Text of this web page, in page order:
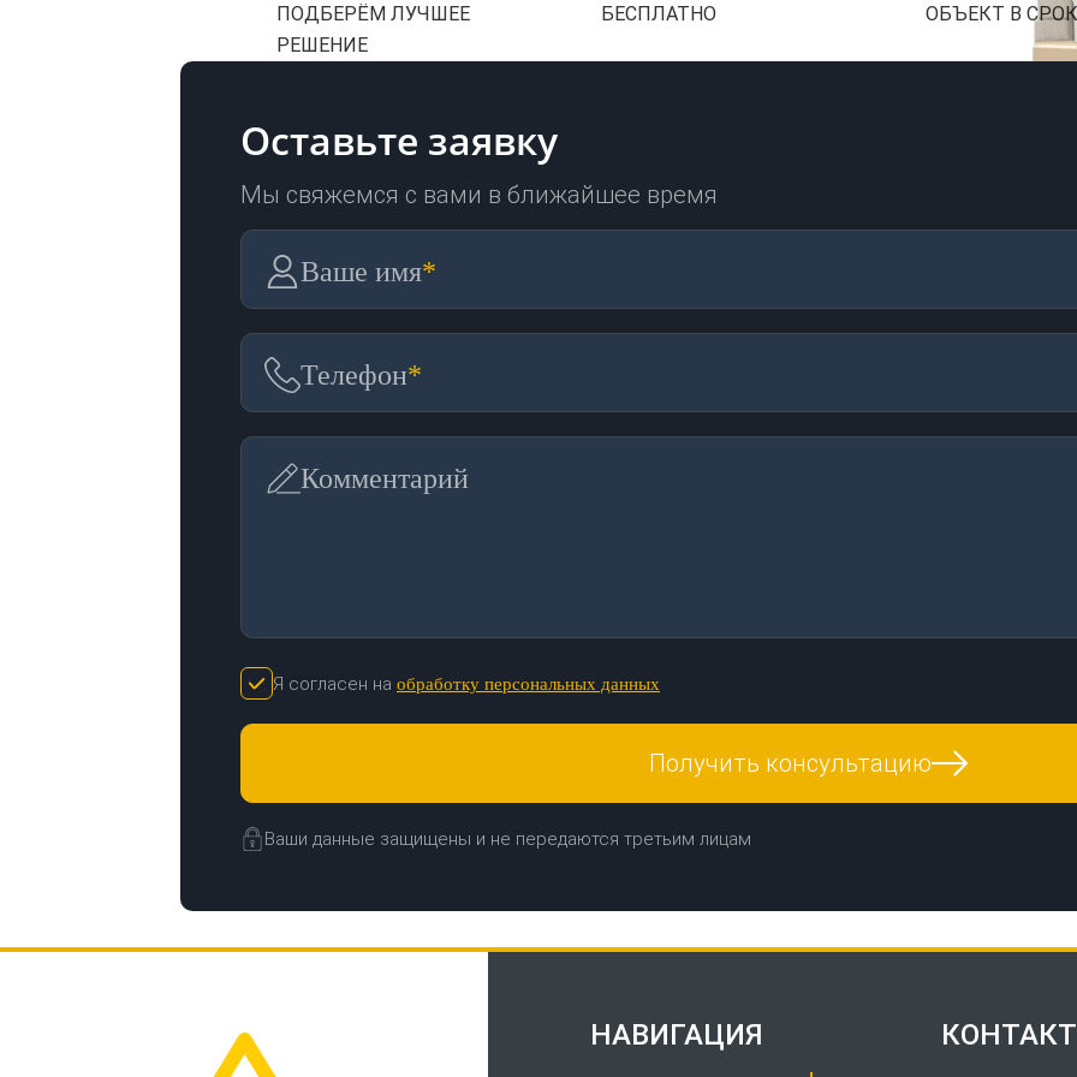
ПОДБЕРЁМ ЛУЧШЕЕ
РЕШЕНИЕ
БЕСПЛАТНО ОБЪЕКТ В СРОК
Оставьте заявку
Мы свяжемся с вами в ближайшее время
Ваше имя*
Телефон*
Комментарий
Я согласен на обработку персональных данных
Получить консультацию
Ваши данные защищены и не передаются третьим лицам
НАВИГАЦИЯ